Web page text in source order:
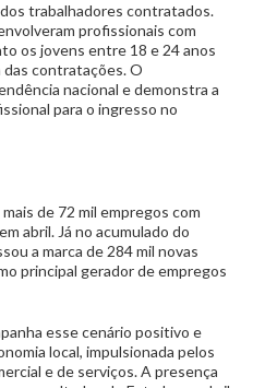
trabalhadores contratados.
profissionais com
os jovens entre 18 e 24 anos
das contratações. O
nacional e demonstra a
para o ingresso no
de 72 mil empregos com
abril. Já no acumulado do
a marca de 284 mil novas
principal gerador de empregos
esse cenário positivo e
local, impulsionada pelos
e de serviços. A presença